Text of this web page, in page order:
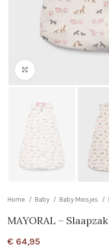
Home Baby Baby Meisjes
MAYORAL –
€ 64,95